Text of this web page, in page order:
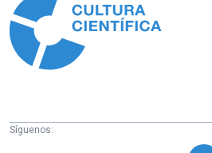
Síguenos: